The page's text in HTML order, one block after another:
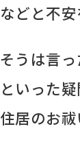
などと不
そうは言
といった
住居のお